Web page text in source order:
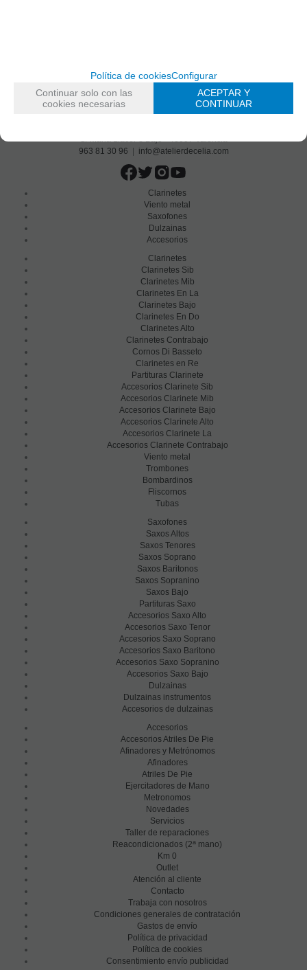
He leído y acepto elenvío de publicidad
C/ Maria Llacer 8 Bajo - 46007 Valencia
963 81 30 96
info@atelierdecelia.com
Clarinetes
Viento metal
Saxofones
Dulzainas
Accesorios
Clarinetes
Clarinetes Sib
Clarinetes Mib
Clarinetes En La
Clarinetes Bajo
Clarinetes En Do
Clarinetes Alto
Clarinetes Contrabajo
Cornos Di Basseto
Clarinetes en Re
Partituras Clarinete
Accesorios Clarinete Sib
Accesorios Clarinete Mib
Accesorios Clarinete Bajo
Accesorios Clarinete Alto
Accesorios Clarinete La
Accesorios Clarinete Contrabajo
Viento metal
Trombones
Bombardinos
Fliscornos
Tubas
Saxofones
Saxos Altos
Saxos Tenores
Saxos Soprano
Saxos Baritonos
Saxos Sopranino
Saxos Bajo
Partituras Saxo
Accesorios Saxo Alto
Accesorios Saxo Tenor
Accesorios Saxo Soprano
Accesorios Saxo Baritono
Accesorios Saxo Sopranino
Accesorios Saxo Bajo
Dulzainas
Dulzainas instrumentos
Accesorios de dulzainas
Accesorios
Accesorios Atriles De Pie
Afinadores y Metrónomos
Afinadores
Atriles De Pie
Ejercitadores de Mano
Metronomos
Novedades
Servicios
Taller de reparaciones
Reacondicionados (2a mano)
Km 0
Outlet
Atención al cliente
Contacto
Trabaja con nosotros
Condiciones generales de contratación
Gastos de envío
Política de privacidad
Política de cookies
Consentimiento envío publicidad
Política de cookiesConfigurar
Continuar solo con las
cookies necesarias
ACEPTAR Y
CONTINUAR